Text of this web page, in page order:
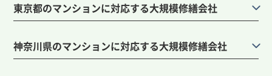
東京都のマンションに対応する大規模修繕会社
神奈川県のマンションに対応する大規模修繕会社